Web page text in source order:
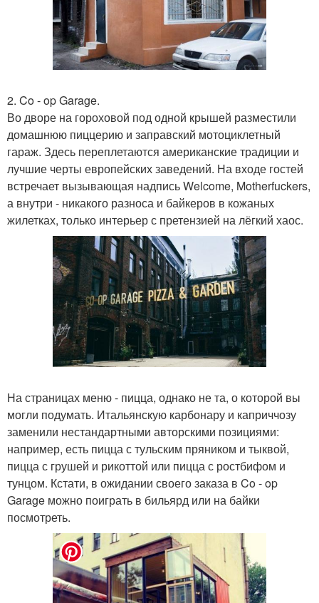
2. Co - op Garage.
Во дворе на гороховой под одной крышей разместили
домашнюю пиццерию и заправский мотоциклетный
гараж. Здесь переплетаются американские традиции и
лучшие черты европейских заведений. На входе гостей
встречает вызывающая надпись Welcome, Motherfuckers,
а внутри - никакого разноса и байкеров в кожаных
жилетках, только интерьер с претензией на лёгкий хаос.
На страницах меню - пицца, однако не та, о которой вы
могли подумать. Итальянскую карбонару и каприччозу
заменили нестандартными авторскими позициями:
например, есть пицца с тульским пряником и тыквой,
пицца с грушей и рикоттой или пицца с ростбифом и
тунцом. Кстати, в ожидании своего заказа в Co - op
Garage можно поиграть в бильярд или на байки
посмотреть.